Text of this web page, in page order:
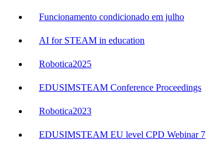
Funcionamento condicionado em julho
AI for STEAM in education
Robotica2025
EDUSIMSTEAM Conference Proceedings
Robotica2023
EDUSIMSTEAM EU level CPD Webinar 7